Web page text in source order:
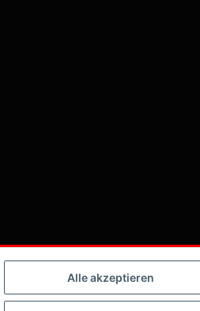
Alle akzeptieren
Powered by